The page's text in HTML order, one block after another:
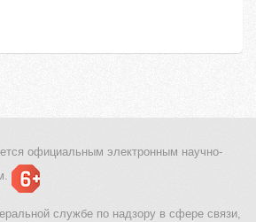
официальным электронным научно-
службе по надзору в сфере связи,